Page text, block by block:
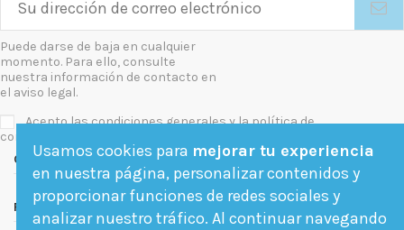
Puede darse de baja en cualquier
momento. Para ello, consulte
nuestra información de contacto en
el aviso legal.
Acepto las condiciones generales y la política de
confidencialidad
Contact us
Follow us
Usamos cookies para mejorar tu experiencia
en nuestra página, personalizar contenidos y
proporcionar funciones de redes sociales y
analizar nuestro tráfico. Al continuar navegando